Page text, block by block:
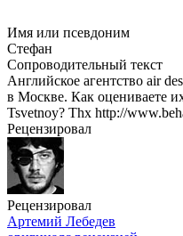
Имя или псевдоним
Стефан
Сопроводительный текст
Английское агентство air
в Москве. Как оцениваете
Tsvetnoy? Thx http://
Рецензировал
Рецензировал
Артемий Лебедев